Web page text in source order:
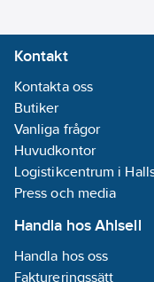
Lågtemperatur version
BT -4/-8°C.
R134a utförande på
förfrågan.
Tubpanna.
Tillbehör:
olika utförande.
Mjukstart..
RS485.
Kontakt
Kontakta oss
Butiker
Vanliga frågor
Huvudkontor
Logistikcentrum i
Press och media
Handla hos Ahlsell
Handla hos oss
Faktureringssätt